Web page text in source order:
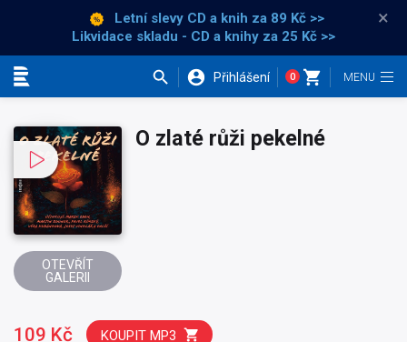
Letní slevy CD a knih za 89 Kč >>
Likvidace skladu - CD a knihy za 25 Kč >>
×
Přihlášení 0
OTEVŘÍT
GALERII
O zlaté růži pekelné
109 Kč KOUPIT MP3